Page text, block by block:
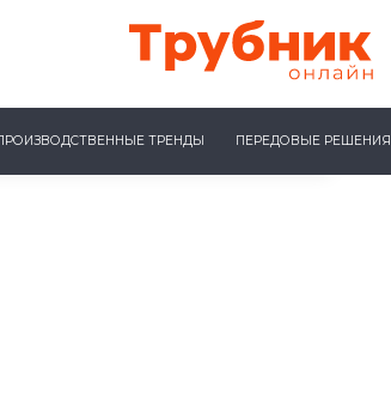
ТРЕНДЫ ПЕРЕДОВЫЕ РЕШЕНИЯ